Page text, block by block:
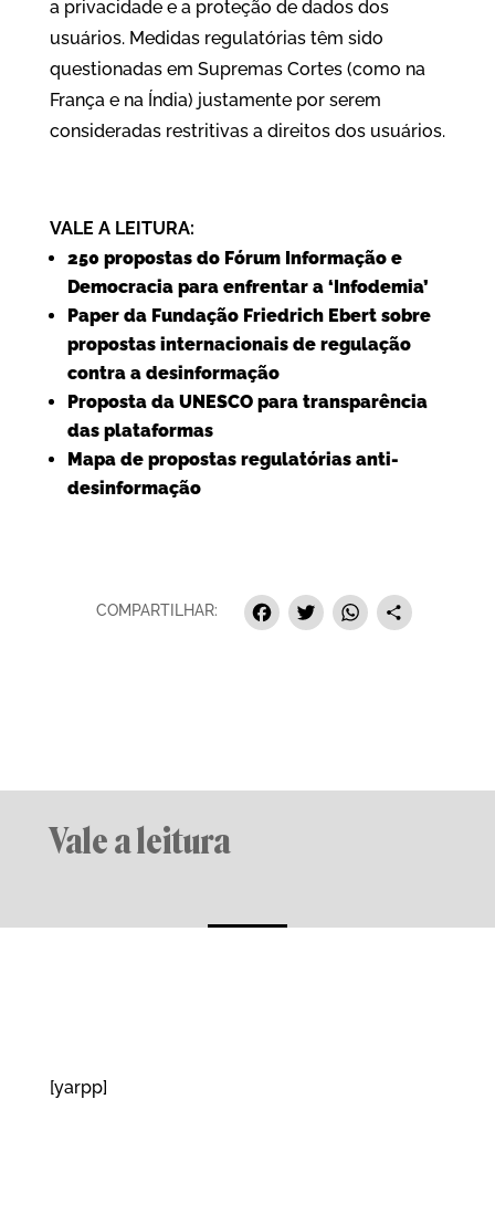
a privacidade e a proteção de dados dos
usuários. Medidas regulatórias têm sido
questionadas em Supremas Cortes (como na
França e na Índia) justamente por serem
consideradas restritivas a direitos dos usuários.
VALE A LEITURA:
250 propostas do Fórum Informação e
Democracia para enfrentar a ‘Infodemia’
Paper da Fundação Friedrich Ebert sobre
propostas internacionais de regulação
contra a desinformação
Proposta da UNESCO para transparência
das plataformas
Mapa de propostas regulatórias anti-
desinformação
COMPARTILHAR: Facebook
Twitter
Vale a leitura
[yarpp]